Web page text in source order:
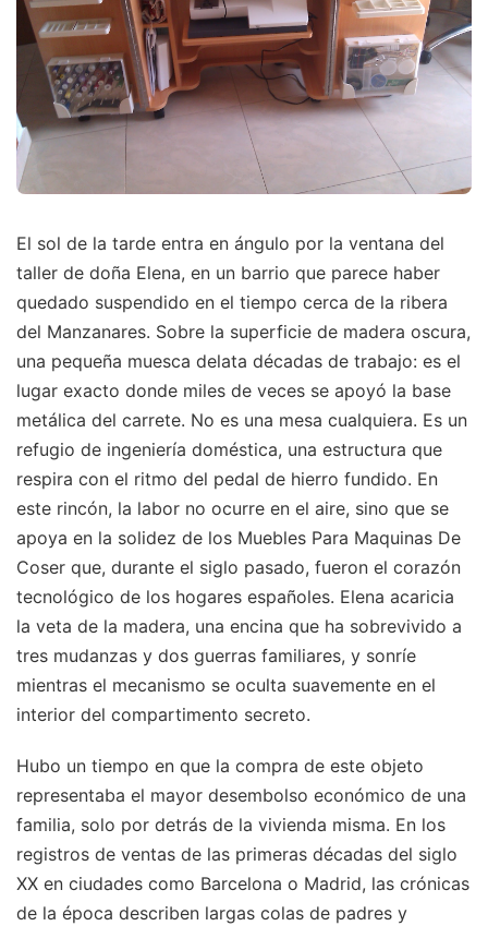
El sol de la tarde entra en ángulo por la ventana del
taller de doña Elena, en un barrio que parece haber
quedado suspendido en el tiempo cerca de la ribera
del Manzanares. Sobre la superficie de madera oscura,
una pequeña muesca delata décadas de trabajo: es el
lugar exacto donde miles de veces se apoyó la base
metálica del carrete. No es una mesa cualquiera. Es un
refugio de ingeniería doméstica, una estructura que
respira con el ritmo del pedal de hierro fundido. En
este rincón, la labor no ocurre en el aire, sino que se
apoya en la solidez de los Muebles Para Maquinas De
Coser que, durante el siglo pasado, fueron el corazón
tecnológico de los hogares españoles. Elena acaricia
la veta de la madera, una encina que ha sobrevivido a
tres mudanzas y dos guerras familiares, y sonríe
mientras el mecanismo se oculta suavemente en el
interior del compartimento secreto.
Hubo un tiempo en que la compra de este objeto
representaba el mayor desembolso económico de una
familia, solo por detrás de la vivienda misma. En los
registros de ventas de las primeras décadas del siglo
XX en ciudades como Barcelona o Madrid, las crónicas
de la época describen largas colas de padres y